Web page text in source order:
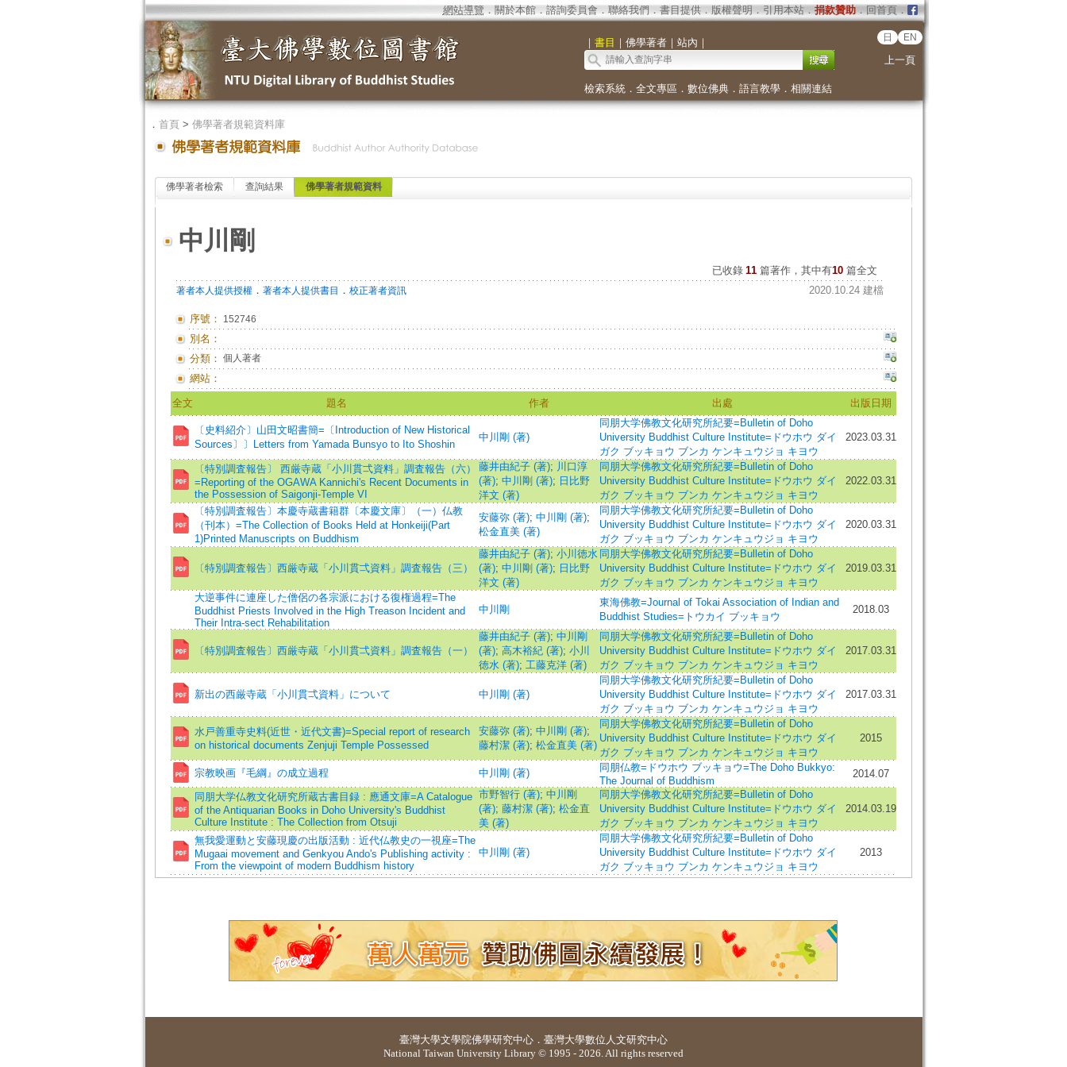
網站導覽 ． 關於本館． 諮詢委員會． 聯絡我們 ． 書目提供． 版權聲明 ． 引用本站． 捐款贊助．回首頁．
｜ 書目 ｜ 佛學著者｜ 站內 ｜ 日 EN
上一頁
檢索系統． 全文專區 ． 數位佛典． 語言教學． 相關連結
． 首頁> 佛學著者規範資料庫
佛學著者檢索 查詢結果 佛學著者規範資料
中川剛
已收錄 11 篇著作，其中有10篇全文
著者本人提供授權． 著者本人提供書目 ． 校正著者資訊 2020.10.24 建檔
序號： 152746
別名：
分類： 個人著者
網站：
全文 題名 作者 出處 出版日期
〔史料紹介〕山田文昭書簡=〔Introduction of New Historical
Sources〕〕Letters from Yamada Bunsyo to Ito Shoshin
中川剛 (著)
同朋大学佛教文化研究所紀要=Bulletin of Doho
University Buddhist Culture Institute=ドウホウ ダイ
ガク ブッキョウ ブンカ ケンキュウジョ キヨウ
2023.03.31
〔特別調査報告〕 西厳寺蔵「小川貫弌資料」調査報告（六）
=Reporting of the OGAWA Kannichi's Recent Documents in
the Possession of Saigonji-Temple VI
藤井由紀子 (著); 川口淳
(著); 中川剛 (著); 日比野
洋文 (著)
同朋大学佛教文化研究所紀要=Bulletin of Doho
University Buddhist Culture Institute=ドウホウ ダイ
ガク ブッキョウ ブンカ ケンキュウジョ キヨウ
2022.03.31
〔特別調査報告〕本慶寺蔵書籍群〔本慶文庫〕（一）仏教
（刊本）=The Collection of Books Held at Honkeiji(Part
1)Printed Manuscripts on Buddhism
安藤弥 (著); 中川剛 (著);
松金直美 (著)
同朋大学佛教文化研究所紀要=Bulletin of Doho
University Buddhist Culture Institute=ドウホウ ダイ
ガク ブッキョウ ブンカ ケンキュウジョ キヨウ
2020.03.31
〔特別調査報告〕西厳寺蔵「小川貫弌資料」調査報告（三）
藤井由紀子 (著); 小川徳水
(著); 中川剛 (著); 日比野
洋文 (著)
同朋大学佛教文化研究所紀要=Bulletin of Doho
University Buddhist Culture Institute=ドウホウ ダイ
ガク ブッキョウ ブンカ ケンキュウジョ キヨウ
2019.03.31
大逆事件に連座した僧侶の各宗派における復権過程=The
Buddhist Priests Involved in the High Treason Incident and
Their Intra-sect Rehabilitation
中川剛
東海佛教=Journal of Tokai Association of Indian and
Buddhist Studies=トウカイ ブッキョウ
2018.03
〔特別調査報告〕西厳寺蔵「小川貫弌資料」調査報告（一）
藤井由紀子 (著); 中川剛
(著); 高木裕紀 (著); 小川
徳水 (著); 工藤克洋 (著)
同朋大学佛教文化研究所紀要=Bulletin of Doho
University Buddhist Culture Institute=ドウホウ ダイ
ガク ブッキョウ ブンカ ケンキュウジョ キヨウ
2017.03.31
新出の西厳寺蔵「小川貫弌資料」について 中川剛 (著)
同朋大学佛教文化研究所紀要=Bulletin of Doho
University Buddhist Culture Institute=ドウホウ ダイ
ガク ブッキョウ ブンカ ケンキュウジョ キヨウ
2017.03.31
水戸善重寺史料(近世・近代文書)=Special report of research
on historical documents Zenjuji Temple Possessed
安藤弥 (著); 中川剛 (著);
藤村潔 (著); 松金直美 (著)
同朋大学佛教文化研究所紀要=Bulletin of Doho
University Buddhist Culture Institute=ドウホウ ダイ
ガク ブッキョウ ブンカ ケンキュウジョ キヨウ
2015
宗教映画『毛綱』の成立過程 中川剛 (著)
同朋仏教=ドウホウ ブッキョウ=The Doho Bukkyo:
The Journal of Buddhism
2014.07
同朋大学仏教文化研究所蔵古書目録 : 應通文庫=A Catalogue
of the Antiquarian Books in Doho University's Buddhist
Culture Institute : The Collection from Otsuji
市野智行 (著); 中川剛
(著); 藤村潔 (著); 松金直
美 (著)
同朋大学佛教文化研究所紀要=Bulletin of Doho
University Buddhist Culture Institute=ドウホウ ダイ
ガク ブッキョウ ブンカ ケンキュウジョ キヨウ
2014.03.19
無我愛運動と安藤現慶の出版活動 : 近代仏教史の一視座=The
Mugaai movement and Genkyou Ando's Publishing activity :
From the viewpoint of modern Buddhism history
中川剛 (著)
同朋大学佛教文化研究所紀要=Bulletin of Doho
University Buddhist Culture Institute=ドウホウ ダイ
ガク ブッキョウ ブンカ ケンキュウジョ キヨウ
2013
臺灣大學文學院佛學研究中心 ． 臺灣大學數位人文研究中心
National Taiwan University Library © 1995 - 2026. All rights reserved